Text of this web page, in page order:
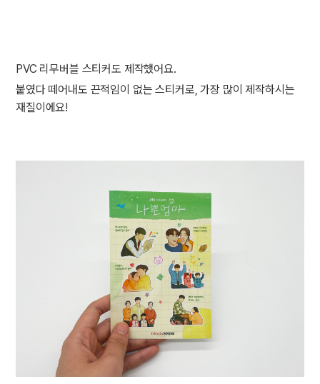
PVC 리무버블 스티커도 제작했어요.
붙였다 떼어내도 끈적임이 없는 스티커로, 가장 많이 제작하시는
재질이에요!